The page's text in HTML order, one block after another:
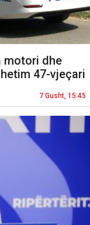
motori dhe
47-vjeçari
7 Gusht, 15:45